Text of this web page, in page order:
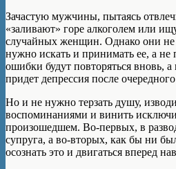
Зачастую мужчины, пытаясь
«заливают» горе алкоголем или
случайных женщин. Однако они
нужно искать и принимать ее, а не
ошибки будут повторяться вновь,
придет депрессия после
Но и не нужно терзать душу,
воспоминаниями и винить
произошедшем. Во-первых, в
супруга, а во-вторых, как бы ни
осознать это и двигаться вперед